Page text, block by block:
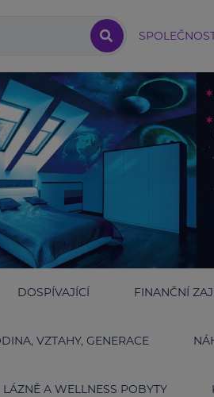
DOSPÍVAJÍCÍ FINANČNÍ
VZTAHY, GENERACE
LÁZNĚ A WELLNESS POBYTY